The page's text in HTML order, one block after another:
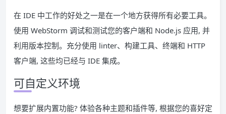
在 IDE 中工作的好处之一是在一个地方获得所有必要工具。
使用 WebStorm 调试和测试您的客户端和 Node.js 应用, 并
利用版本控制。充分使用 linter、构建工具、终端和 HTTP
客户端, 这些均已经与 IDE 集成。
可自定义环境
想要扩展内置功能? 体验各种主题和插件等, 根据您的喜好定